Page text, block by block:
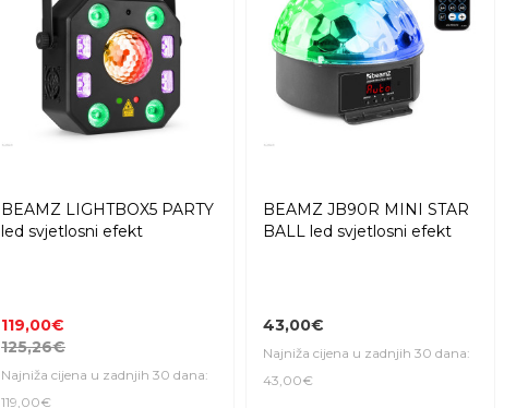
BEAMZ LIGHTBOX5 PARTY
led svjetlosni efekt
119,00€
125,26€
Najniža cijena u zadnjih 30 dana:
119,00€
BEAMZ JB90R MINI STAR
BALL led svjetlosni efekt
43,00€
Najniža cijena u zadnjih 30 dana:
43,00€